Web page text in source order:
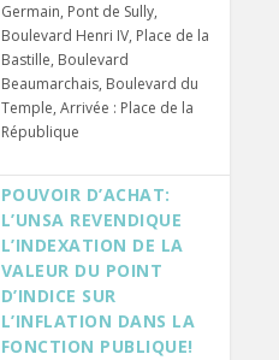
Germain, Pont de Sully,
Boulevard Henri IV, Place de la
Bastille, Boulevard
Beaumarchais, Boulevard du
Temple, Arrivée : Place de la
République
POUVOIR D’ACHAT:
L’UNSA REVENDIQUE
L’INDEXATION DE LA
VALEUR DU POINT
D’INDICE SUR
L’INFLATION DANS LA
FONCTION PUBLIQUE!